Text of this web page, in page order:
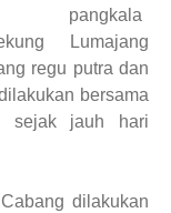
pangkala
Lumajang
regu putra dan
bersama
sejak jauh hari
dilakukan